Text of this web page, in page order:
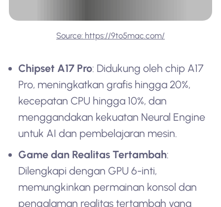
Source: https://9to5mac.com/
Chipset A17 Pro: Didukung oleh chip A17
Pro, meningkatkan grafis hingga 20%,
kecepatan CPU hingga 10%, dan
menggandakan kekuatan Neural Engine
untuk AI dan pembelajaran mesin.
Game dan Realitas Tertambah:
Dilengkapi dengan GPU 6-inti,
memungkinkan permainan konsol dan
pengalaman realitas tertambah yang